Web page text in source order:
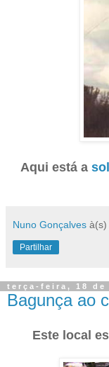
Aqui está a
Nuno Gonçalves à(s)
Partilhar
terça-feira, 18 de
Bagunça ao
Este local